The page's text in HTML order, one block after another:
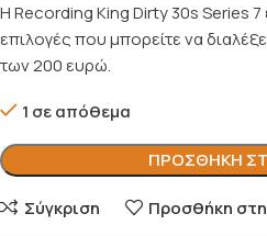
Η Recording King Dirty 30s Series 7
επιλογές που μπορείτε να
των 200 ευρώ.
1 σε απόθεμα
ΠΡΟΣΘΉΚΗ
Σύγκριση Προσθήκη